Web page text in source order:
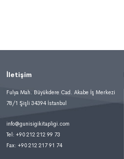
İletişim
Fulya Mah. Büyükdere Cad. Akabe İş Merkezi
78/1 Şişli 34394 İstanbul
info@gunisigikitapligi.com
Tel: +90 212 212 99 73
Fax: +90 212 217 91 74